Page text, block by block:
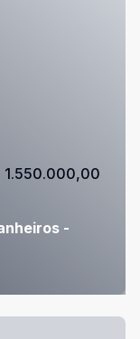
-
1.550.000,00